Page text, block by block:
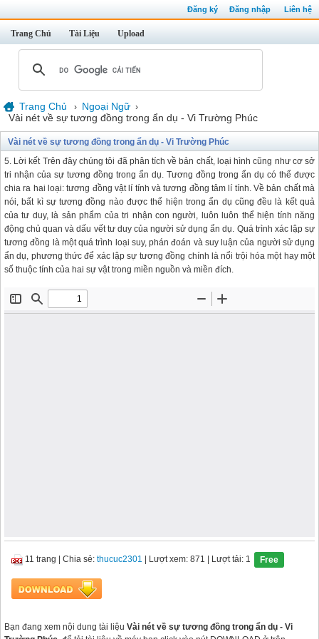
Đăng ký Đăng nhập Liên hệ
Trang Chủ Tài Liệu Upload
Trang Chủ › Ngoại Ngữ ›
Vài nét về sự tương đồng trong ẩn dụ - Vi Trường Phúc
Vài nét về sự tương đồng trong ẩn dụ - Vi Trường Phúc
5. Lời kết Trên đây chúng tôi đã phân tích về bản chất, loại hình cũng như cơ sở
tri nhận của sự tương đồng trong ẩn dụ. Tương đồng trong ẩn dụ có thể được
chia ra hai loại: tương đồng vật lí tính và tương đồng tâm lí tính. Về bản chất mà
nói, bất kì sự tương đồng nào được thể hiện trong ẩn dụ cũng đều là kết quả
của tư duy, là sản phẩm của tri nhận con người, luôn luôn thể hiện tính năng
động chủ quan và dấu vết tư duy của người sử dụng ẩn dụ. Quá trình xác lập sự
tương đồng là một quá trình loại suy, phán đoán và suy luận của người sử dụng
ẩn dụ, phương thức để xác lập sự tương đồng chính là nổi trội hóa một hay một
số thuộc tính của hai sự vật trong miền nguồn và miền đích.
11 trang Chia sẻ: thucuc2301 | Lượt xem: 871 | Lượt tải: 1 Free
Bạn đang xem nội dung tài liệu Vài nét về sự tương đồng trong ẩn dụ - Vi